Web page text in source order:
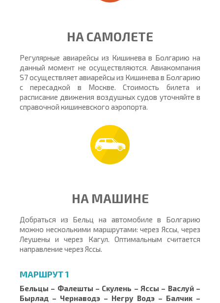
НА САМОЛЕТЕ
Регулярные авиарейсы из Кишинева в Болгарию на
данный момент не осуществляются. Авиакомпания
S7 осуществляет авиарейсы из Кишинева в Болгарию
с пересадкой в Москве. Стоимость билета и
расписание движения воздушных судов уточняйте в
справочной кишиневского аэропорта.
НА МАШИНЕ
Добраться из Бельц на автомобиле в Болгарию
можно несколькими маршрутами: через Яссы, через
Леушены и через Кагул. Оптимальным считается
направление через Яссы.
МАРШРУТ 1
Бельцы – Фалешты – Скулень – Яссы – Васлуй –
Бырлад – Чернаводэ – Негру Водэ – Балчик –